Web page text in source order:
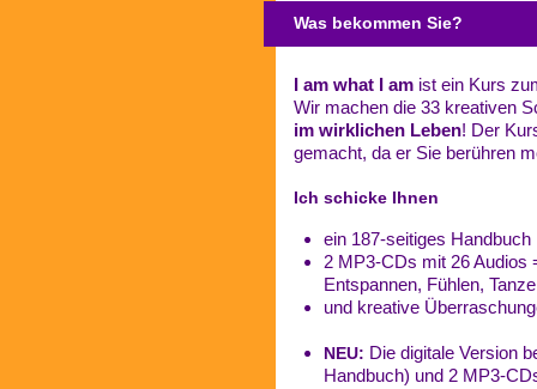
Was bekommen Sie?
I am what I am ist ein Kurs
Wir machen die 33 kreativen
im wirklichen Leben! Der
gemacht, da er Sie berühren
Ich schicke Ihnen
ein 187-seitiges Handbuch
2 MP3-CDs mit 26 Audios
Entspannen, Fühlen,
und kreative
NEU: Die digitale Version
Handbuch) und 2 MP3-